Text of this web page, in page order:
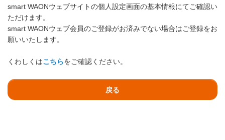
smart WAONウェブサイトの個人設定画面の基本情報にてご確認い
ただけます。
smart WAONウェブ会員のご登録がお済みでない場合はご登録をお
願いいたします。
くわしくはこちらをご確認ください。
戻る